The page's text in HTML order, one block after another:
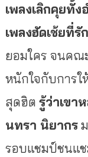
เพลงเลิกคุยทั้ง
เพลงฮัดเช้ยที่รัก
ยอมใคร จนคณ
หนักใจกับการใ
สุดฮิต รู้ว่าเขา
นทรา นิยากรม
รอบแชมป์ชนแ